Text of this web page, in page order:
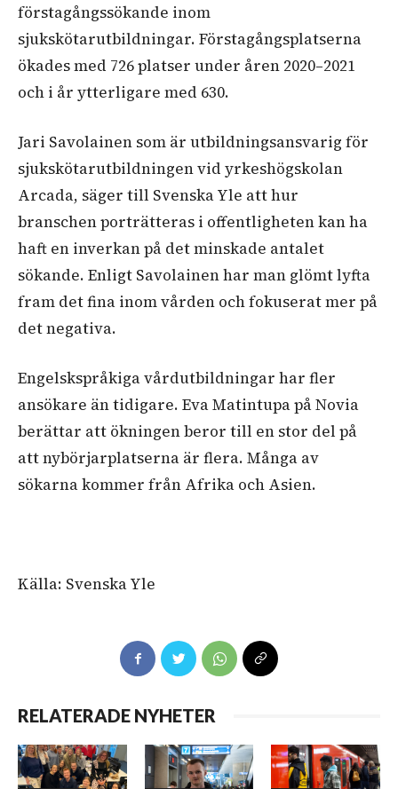
förstagångssökande inom
sjukskötarutbildningar. Förstagångsplatserna
ökades med 726 platser under åren 2020–2021
och i år ytterligare med 630.
Jari Savolainen som är utbildningsansvarig för
sjukskötarutbildningen vid yrkeshögskolan
Arcada, säger till Svenska Yle att hur
branschen porträtteras i offentligheten kan ha
haft en inverkan på det minskade antalet
sökande. Enligt Savolainen har man glömt lyfta
fram det fina inom vården och fokuserat mer på
det negativa.
Engelskspråkiga vårdutbildningar har fler
ansökare än tidigare. Eva Matintupa på Novia
berättar att ökningen beror till en stor del på
att nybörjarplatserna är flera. Många av
sökarna kommer från Afrika och Asien.
Källa: Svenska Yle
RELATERADE NYHETER